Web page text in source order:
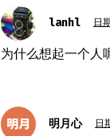
lanhl 日
为什么想起一个人
明月心 日